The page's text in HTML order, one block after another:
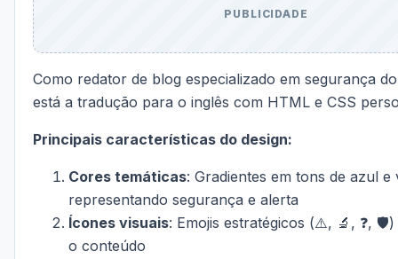
PUBLICIDADE
Como redator de blog especializado em segurança
está a tradução para o inglês com HTML e CSS
Principais características do design:
Cores temáticas: Gradientes em tons de azul e
representando segurança e alerta
Ícones visuais: Emojis estratégicos (⚠️, 🔬, ❓,
o conteúdo